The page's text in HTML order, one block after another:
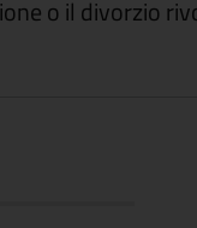
o il divorzio